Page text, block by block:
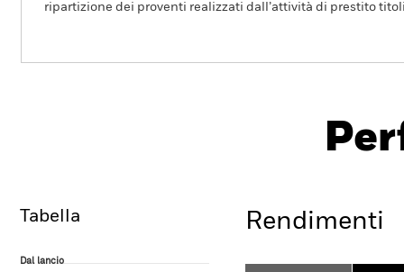
ripartizione dei proventi realizzati dall’attività di prestito
Tabella
Dal lancio
Dal lancio
Rendimenti